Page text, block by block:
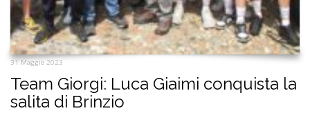
31 Maggio 2023
Team Giorgi: Luca Giaimi conquista la
salita di Brinzio